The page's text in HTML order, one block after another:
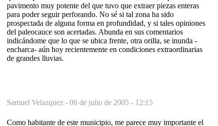
pavimento muy potente del que tuvo que extraer piezas enteras
para poder seguir perforando. No sé si tal zona ha sido
prospectada de alguna forma en profundidad, y si tales opiniones
del paleocauce son acertadas. Abunda en sus comentarios
indicándome que lo que se ubica frente, otra orilla, se inunda -
encharca- aún hoy recientemente en condiciones extraordinarias
de grandes lluvias.
Samuel Velazquez - 06 de julio de 2005 - 12:15
Como habitante de este municipio, me parece muy importante el